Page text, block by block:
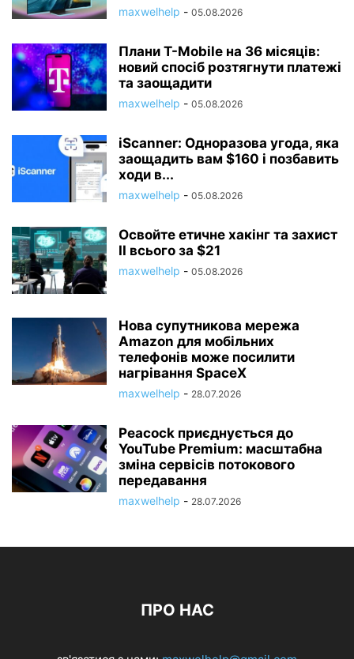
maxwelhelp - 05.08.2026
Плани T-Mobile на 36 місяців:
новий спосіб розтягнути платежі
та заощадити
maxwelhelp - 05.08.2026
iScanner: Одноразова угода, яка
заощадить вам $160 і позбавить
ходи в...
maxwelhelp - 05.08.2026
Освойте етичне хакінг та захист
ІІ всього за $21
maxwelhelp - 05.08.2026
Нова супутникова мережа
Amazon для мобільних
телефонів може посилити
нагрівання SpaceX
maxwelhelp - 28.07.2026
Peacock приєднується до
YouTube Premium: масштабна
зміна сервісів потокового
передавання
maxwelhelp - 28.07.2026
ПРО НАС